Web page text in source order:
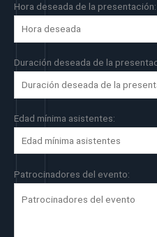
Hora deseada de la presentación:
Duración deseada de la
Edad mínima asistentes:
Patrocinadores del evento: